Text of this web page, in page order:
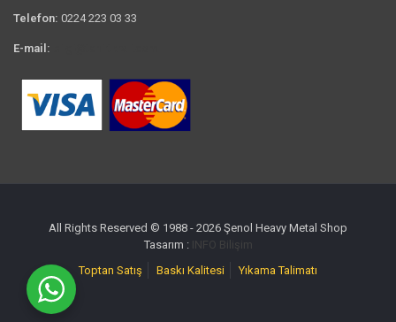
Telefon: 0224 223 03 33
E-mail:
All Rights Reserved © 1988 - 2026 Şenol Heavy Metal Shop
Tasarım : INFO Bilişim
Toptan Satış
Baskı Kalitesi Yıkama Talimatı